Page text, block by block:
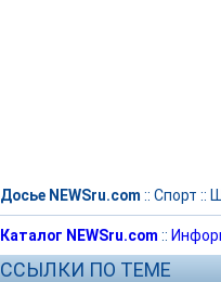
Досье NEWSru.com :: Спорт ::
Каталог NEWSru.com ::
ССЫЛКИ ПО ТЕМЕ